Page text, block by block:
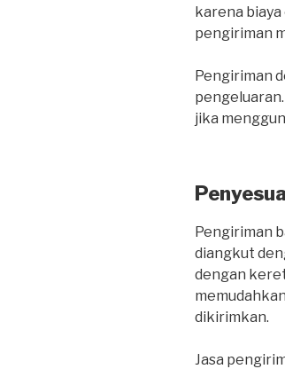
karena
pengiriman
Pengiriman
jika
Pengiriman
diangkut
dengan
dikirimkan.
Jasa